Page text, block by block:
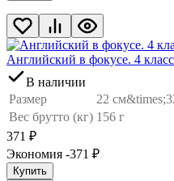
Английский в фокусе. 4
В наличии
Размер
22
Вес брутто (кг) 156 г
371 ₽
Экономия -371 ₽
Купить